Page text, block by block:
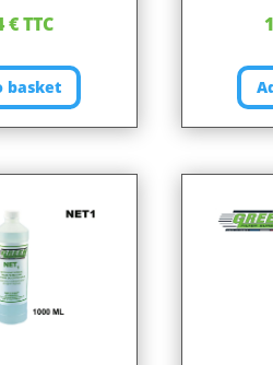
€ TTC
basket